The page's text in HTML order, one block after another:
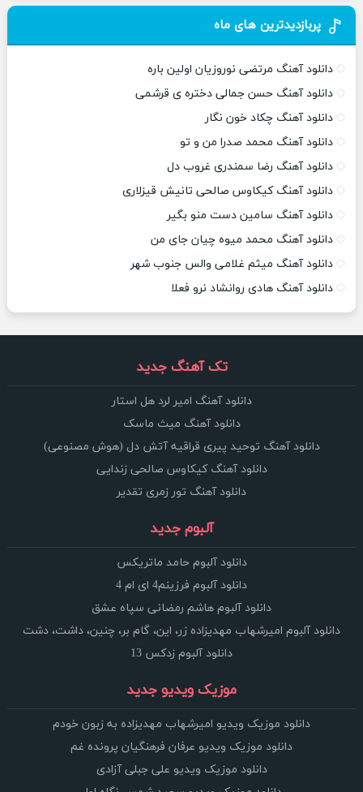
پربازدیدترین های ماه
دانلود آهنگ مرتضی نوروزیان اولین باره
دانلود آهنگ حسن جمالی دختره ی قرشمی
دانلود آهنگ چکاد خون نگار
دانلود آهنگ محمد صدرا من و تو
دانلود آهنگ رضا سمندری غروب دل
دانلود آهنگ کیکاوس صالحی تانیش قیزلاری
دانلود آهنگ سامین دست منو بگیر
دانلود آهنگ محمد میوه چیان جای من
دانلود آهنگ میثم غلامی والس جنوب شهر
دانلود آهنگ هادی روانشاد نرو فعلا
تک آهنگ جدید
دانلود آهنگ امیر لرد هل استار
دانلود آهنگ میث ماسک
دانلود آهنگ توحید پیری قراقیه آتش دل (هوش مصنوعی)
دانلود آهنگ کیکاوس صالحی زندایی
دانلود آهنگ تور زمری تقدیر
آلبوم جدید
دانلود آلبوم حامد ماتریکس
دانلود آلبوم فرزینم4 ای ام 4
دانلود آلبوم هاشم رمضانی سپاه عشق
دانلود آلبوم امیرشهاب مهدیزاده زر، این، گام بر، چنین، داشت، دشت
دانلود آلبوم زدکس 13
موزیک ویدیو جدید
دانلود موزیک ویدیو امیرشهاب مهدیزاده به زبون خودم
دانلود موزیک ویدیو عرفان فرهنگیان پرونده غم
دانلود موزیک ویدیو علی جبلی آزادی